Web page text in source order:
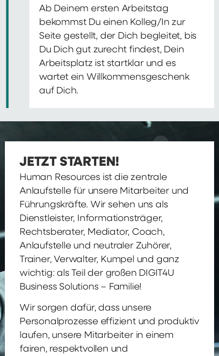
Ab Deinem ersten Arbeitstag
bekommst Du einen Kolleg/In zur
Seite gestellt, der Dich begleitet, bis
Du Dich gut zurecht findest, Dein
Arbeitsplatz ist startklar und es
wartet ein Willkommensgeschenk
auf Dich.
JETZT STARTEN!
Human Resources ist die zentrale
Anlaufstelle für unsere Mitarbeiter und
Führungskräfte. Wir sehen uns als
Dienstleister, Informationsträger,
Rechtsberater, Mediator, Coach,
Anlaufstelle und neutraler Zuhörer,
Trainer, Verwalter, Kumpel und ganz
wichtig: als Teil der großen DIGIT4U
Business Solutions – Familie!
Wir sorgen dafür, dass unsere
Personalprozesse effizient und produktiv
laufen, unsere Mitarbeiter in einem
fairen, respektvollen und